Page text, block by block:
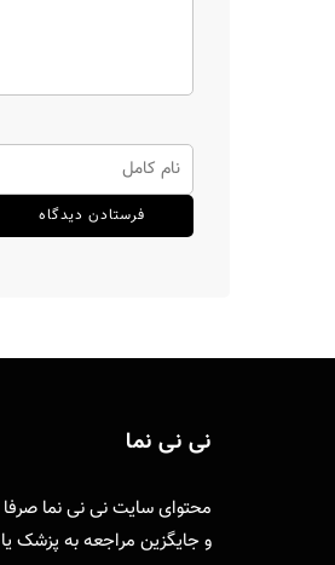
نی نی نما
محتوای سایت نی نی نما
و جایگزین مراجعه به